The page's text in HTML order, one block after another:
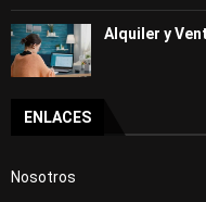
Alquiler y
ENLACES
Nosotros